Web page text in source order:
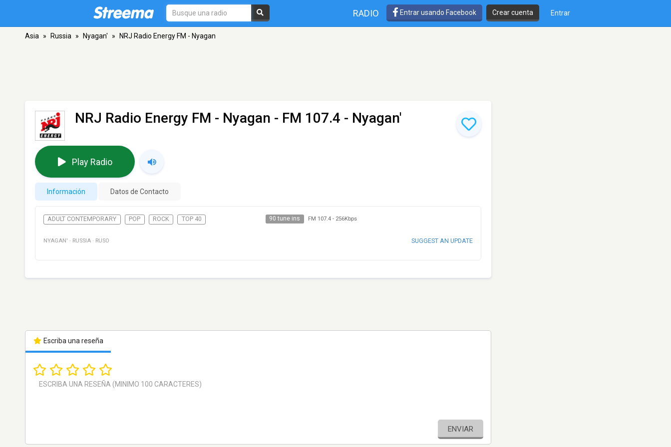
RADIO Entrar usando Facebook Crear cuenta Entrar
Asia » Russia » Nyagan' » NRJ Radio Energy FM - Nyagan
NRJ Radio Energy FM - Nyagan - FM 107.4 - Nyagan'
Play Radio
Información Datos de Contacto
ADULT CONTEMPORARY POP ROCK TOP 40 90 tune ins FM 107.4- 256Kbps
NYAGAN' · RUSSIA · RUSO SUGGEST AN UPDATE
Escriba una reseña
ENVIAR